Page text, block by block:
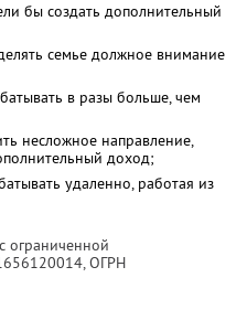
бы создать дополнительный
семье должное внимание
в разы больше, чем
несложное направление,
доход;
удаленно, работая из
ограниченной
, ОГРН